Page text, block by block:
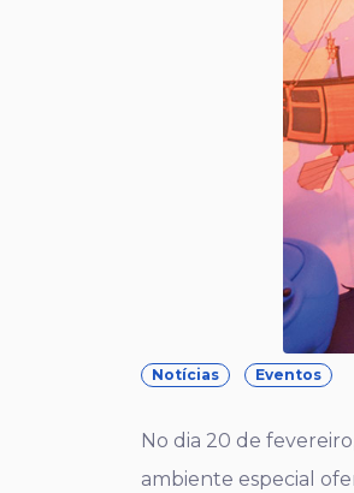
Notícias Eventos
No dia 20 de
ambiente especial